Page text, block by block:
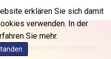
erklären Sie sich damit
verwenden. In der
Sie mehr.
1.15598
3.913564
5.112721
70.183258
321.178758
- Alle Rechte vorbehalten